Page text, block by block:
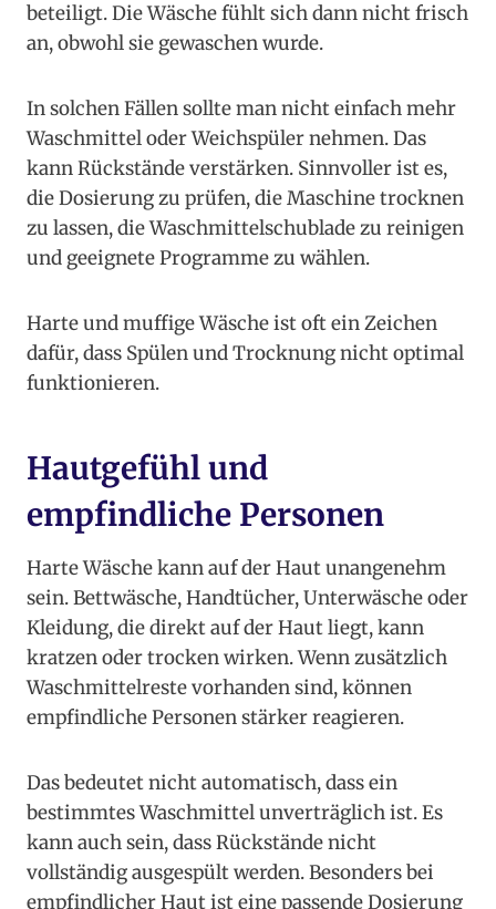
beteiligt. Die Wäsche fühlt sich dann nicht frisch
an, obwohl sie gewaschen wurde.
In solchen Fällen sollte man nicht einfach mehr
Waschmittel oder Weichspüler nehmen. Das
kann Rückstände verstärken. Sinnvoller ist es,
die Dosierung zu prüfen, die Maschine trocknen
zu lassen, die Waschmittelschublade zu reinigen
und geeignete Programme zu wählen.
Harte und muffige Wäsche ist oft ein Zeichen
dafür, dass Spülen und Trocknung nicht optimal
funktionieren.
Hautgefühl und
empfindliche Personen
Harte Wäsche kann auf der Haut unangenehm
sein. Bettwäsche, Handtücher, Unterwäsche oder
Kleidung, die direkt auf der Haut liegt, kann
kratzen oder trocken wirken. Wenn zusätzlich
Waschmittelreste vorhanden sind, können
empfindliche Personen stärker reagieren.
Das bedeutet nicht automatisch, dass ein
bestimmtes Waschmittel unverträglich ist. Es
kann auch sein, dass Rückstände nicht
vollständig ausgespült werden. Besonders bei
empfindlicher Haut ist eine passende Dosierung